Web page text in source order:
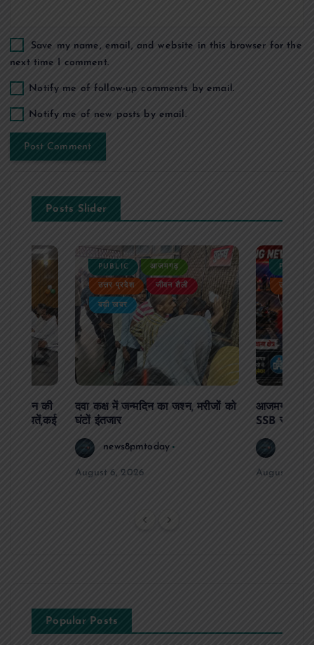
Save my name, email, and website in this browser for the
next time I comment.
Notify me of follow-up comments by email.
Notify me of new posts by email.
Posts Slider
की
शिकायतें,कई
PUBLIC आजमगढ़
उत्तर प्रदेश जीवन शैली
बड़ी खबर
दवा कक्ष में जन्मदिन का जश्न, मरीजों को
घंटों इंतजार
news8pmtoday
August 6, 2026
PUBLIC
उत्तर
आजमगढ़
SSB सुबेदार
August 6,
Popular Posts